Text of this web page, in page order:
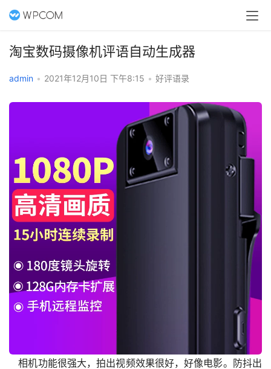
淘宝数码摄像机评语自动生成器
admin • 2021年12月10日 下午8:15 • 好评语录
   相机功能很强大，拍出视频效果很好，好像电影。防抖出